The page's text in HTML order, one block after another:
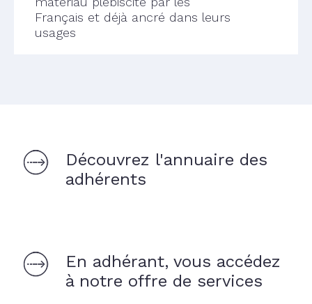
Français et déjà ancré dans leurs
usages
Découvrez l'annuaire des
adhérents
En adhérant, vous accédez
à notre offre de services